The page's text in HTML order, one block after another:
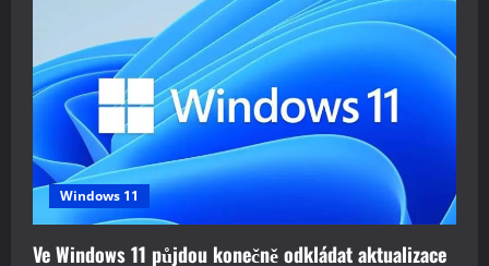
Windows 11
Ve Windows 11 půjdou konečně odkládat aktualizace